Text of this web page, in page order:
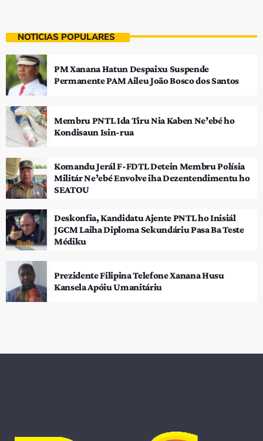
NOTÍCIAS POPULARES
PM Xanana Hatun Despaixu Suspende
Permanente PAM Aileu João Bosco dos Santos
Membru PNTL Ida Tiru Nia Kaben Ne’ebé ho
Kondisaun Isin-rua
Komandu Jerál F-FDTL Detein Membru Polísia
Militár Ne’ebé Envolve iha Dezentendimentu ho
SEATOU
Deskonfia, Kandidatu Ajente PNTL ho Inisiál
JGCM Laiha Diploma Sekundáriu Pasa Ba Teste
Médiku
Prezidente Filipina Telefone Xanana Husu
Kansela Apóiu Umanitáriu